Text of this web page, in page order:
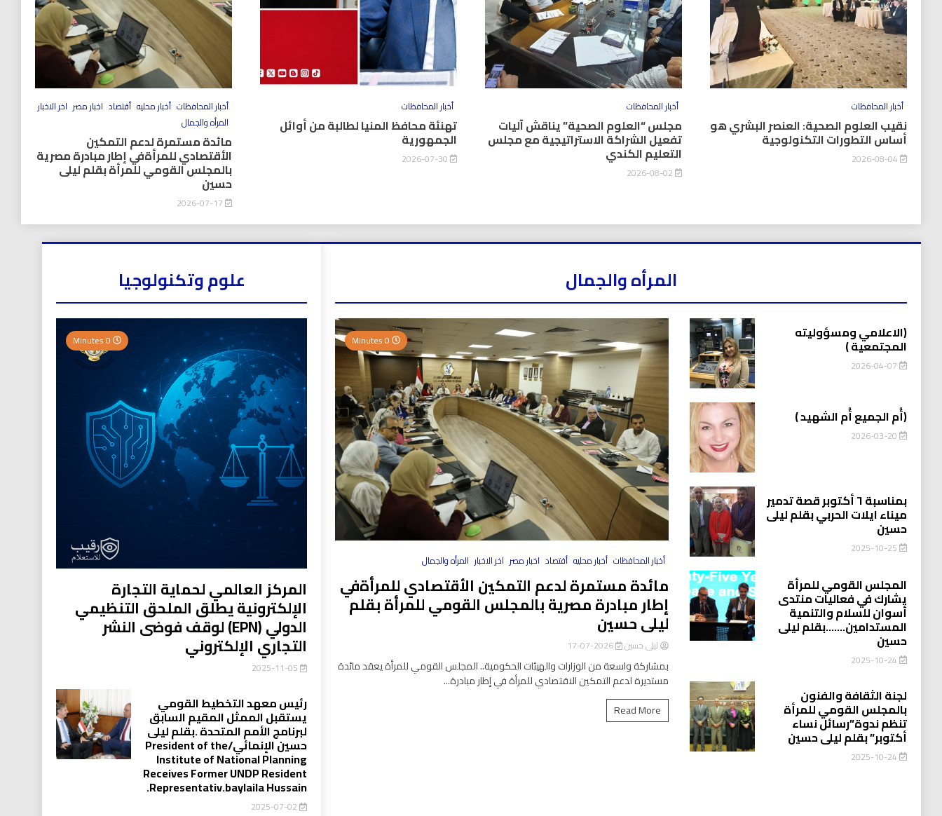
أخبار المحافظات
نقيب العلوم الصحية: العنصر البشري هو
أساس التطورات التكنولوجية
أخبار المحافظات
مجلس “العلوم الصحية” يناقش آليات
تفعيل الشراكة الاستراتيجية مع مجلس
التعليم الكندي
أخبار المحافظات
تهنئة محافظ المنيا لطالبة من أوائل
الجمهورية
أخبار المحافظات أخبار محليه أقتصاد اخبار مصر اخر الاخبار
المرأه والجمال
مائدة مستمرة لدعم التمكين
الأقتصادي للمرأةفي إطار مبادرة مصرية
بالمجلس القومي للمرأة بقلم ليلى
حسين
المرأه والجمال
0 Minutes
أخبار المحافظات أخبار محليه أقتصاد اخبار مصر اخر الاخبار المرأه والجمال
مائدة مستمرة لدعم التمكين الأقتصادي للمرأةفي
إطار مبادرة مصرية بالمجلس القومي للمرأة بقلم
ليلى حسين
ليلى حسين 2026-07-17
بمشاركة واسعة من الوزارات والهيئات الحكومية.. المجلس القومي للمرأة يعقد مائدة
مستديرة لدعم التمكين الاقتصادي للمرأة في إطار مبادرة...
Read More
(الاعلامي ومسؤوليته
المجتمعية )
2026-04-07
(أُم الجميع أُم الشهيد )
2026-03-20
بمناسبة ٦ أكتوبر قصة تدمير
ميناء ايلات الحربي بقلم ليلى
حسين
2025-10-25
المجلس القومي للمرأة
يشارك في فعاليات منتدى
أسوان للسلام والتنمية
المستدامين…….بقلم ليلى
حسين
2025-10-24
لجنة الثقافة والفنون
بالمجلس القومي للمرأة
تنظم ندوة”رسائل نساء
أكتوبر” بقلم ليلى حسين
2025-10-24
علوم وتكنولوجيا
0 Minutes
المركز العالمي لحماية التجارة
الإلكترونية يطلق الملحق التنظيمي
الدولي (EPN) لوقف فوضى النشر
التجاري الإلكتروني
رئيس معهد التخطيط القومي
يستقبل الممثل المقيم السابق
لبرنامج الأمم المتحدة .بقلم ليلى
حسين الإنمائي/President of the
Institute of National Planning
Receives Former UNDP Resident
.Representativ.baylaila Hussain
2025-07-02